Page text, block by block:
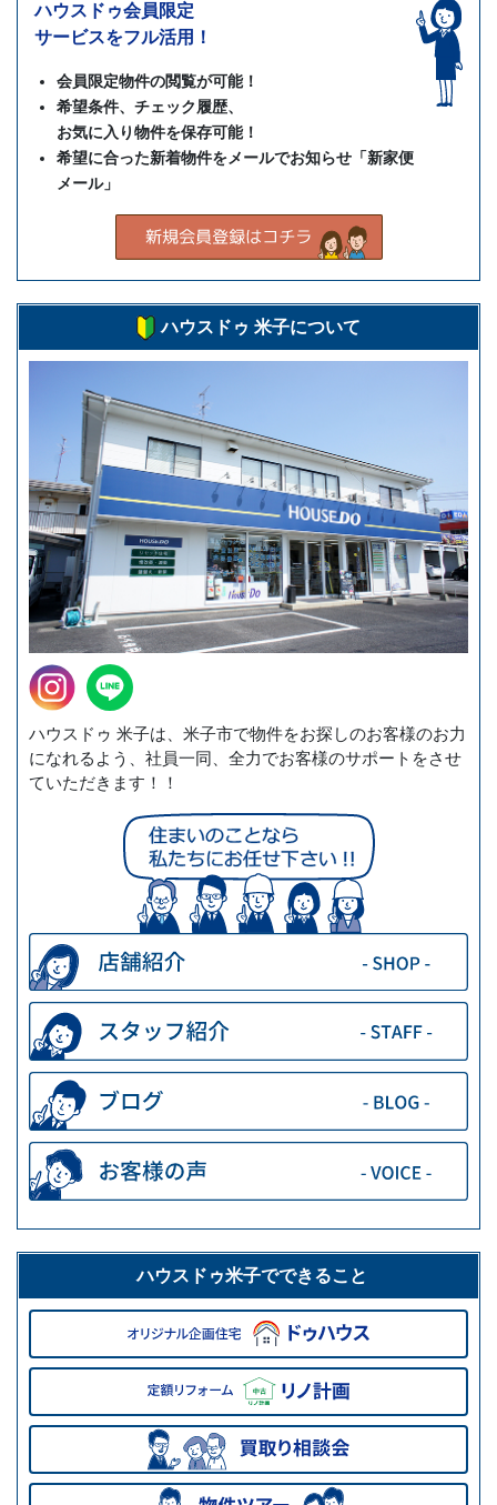
ハウスドゥ会員限定
サービスをフル活用！
会員限定物件の閲覧が可能！
希望条件、チェック履歴、
お気に入り物件を保存可能！
希望に合った新着物件をメールでお知らせ「新家便
メール」
ハウスドゥ 米子について
ハウスドゥ 米子は、米子市で物件をお探しのお客様のお力
になれるよう、社員一同、全力でお客様のサポートをさせ
ていただきます！！
ハウスドゥ米子でできること